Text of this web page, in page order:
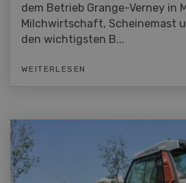
dem Betrieb Grange-Verney in
Milchwirtschaft, Scheinemast
den wichtigsten B...
WEITERLESEN